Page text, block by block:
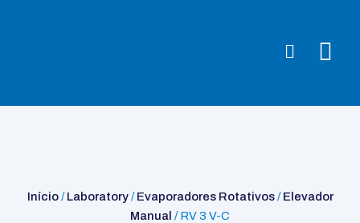
Início/Laboratory/Evaporadores Rotativos/Elevador
Manual / RV 3 V-C